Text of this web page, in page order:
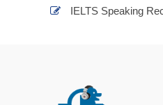
IELTS Speaking